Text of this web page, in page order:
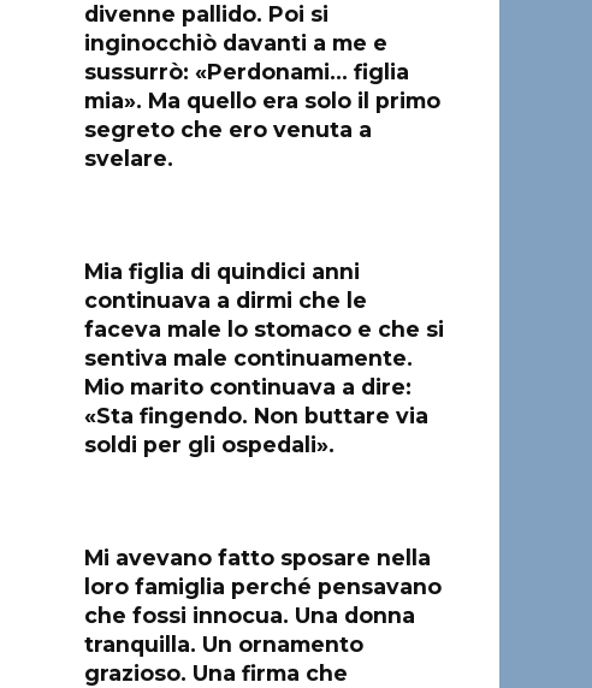
divenne pallido. Poi si
inginocchiò davanti a me e
sussurrò: «Perdonami… figlia
mia». Ma quello era solo il primo
segreto che ero venuta a
svelare.
Mia figlia di quindici anni
continuava a dirmi che le
faceva male lo stomaco e che si
sentiva male continuamente.
Mio marito continuava a dire:
«Sta fingendo. Non buttare via
soldi per gli ospedali».
Mi avevano fatto sposare nella
loro famiglia perché pensavano
che fossi innocua. Una donna
tranquilla. Un ornamento
grazioso. Una firma che